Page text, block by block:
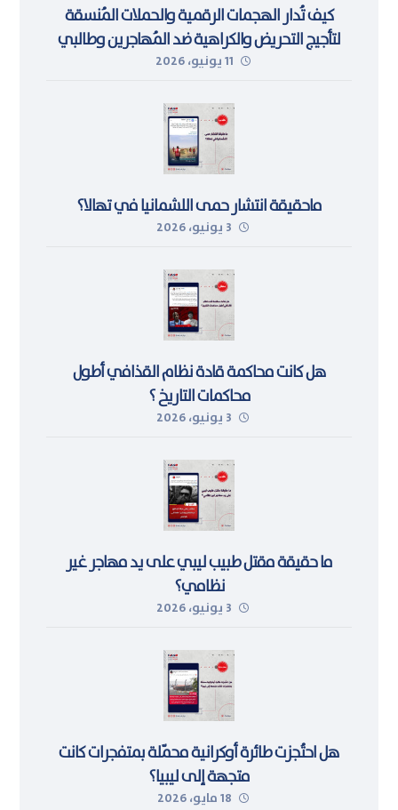
كيف تُدار الهجمات الرقمية والحملات المُنسقة
لتأجيج التحريض والكراهية ضد المُهاجرين وطالبي
اللجوء في ليبيا
11 يونيو، 2026
ماحقيقة انتشار حمى اللشمانيا في تهالا؟
3 يونيو، 2026
هل كانت محاكمة قادة نظام القذافي أطول
محاكمات التاريخ ؟
3 يونيو، 2026
ما حقيقة مقتل طبيب ليبي على يد مهاجر غير
نظامي؟
3 يونيو، 2026
هل احتُجزت طائرة أوكرانية محمّلة بمتفجرات كانت
متجهة إلى ليبيا؟
18 مايو، 2026